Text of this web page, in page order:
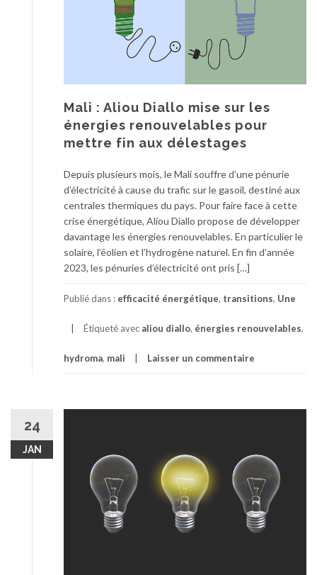
Mali : Aliou Diallo mise sur les
énergies renouvelables pour
mettre fin aux délestages
Depuis plusieurs mois, le Mali souffre d’une pénurie
d’électricité à cause du trafic sur le gasoil, destiné aux
centrales thermiques du pays. Pour faire face à cette
crise énergétique, Aliou Diallo propose de développer
davantage les énergies renouvelables. En particulier le
solaire, l’éolien et l’hydrogène naturel. En fin d’année
2023, les pénuries d’électricité ont pris […]
Publié dans : efficacité énergétique, transitions, Une
Étiqueté avec aliou diallo, énergies renouvelables,
hydroma, mali Laisser un commentaire
24
JAN